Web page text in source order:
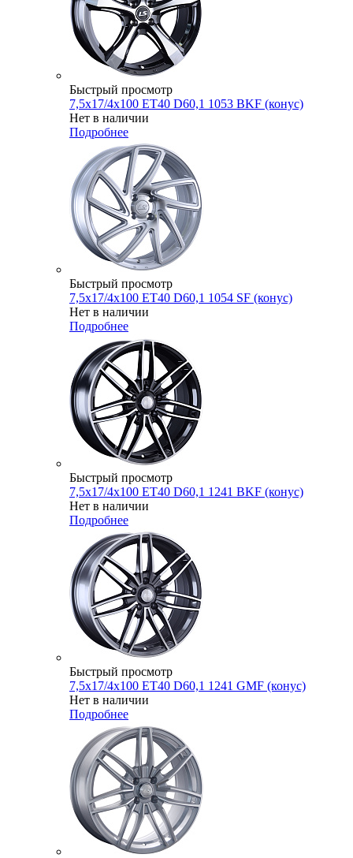
Быстрый просмотр
7,5x17/4x100 ET40 D60,1 1053 BKF (конус)
Нет в наличии
Подробнее
Быстрый просмотр
7,5x17/4x100 ET40 D60,1 1054 SF (конус)
Нет в наличии
Подробнее
Быстрый просмотр
7,5x17/4x100 ET40 D60,1 1241 BKF (конус)
Нет в наличии
Подробнее
Быстрый просмотр
7,5x17/4x100 ET40 D60,1 1241 GMF (конус)
Нет в наличии
Подробнее